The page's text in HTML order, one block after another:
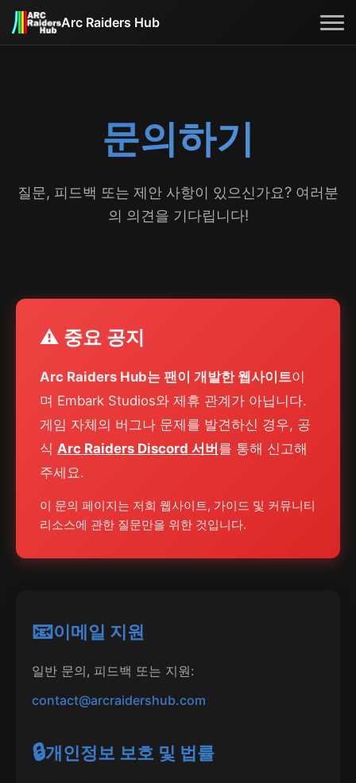
Arc Raiders Hub
로드아웃
문의하기
질문, 피드백 또는 제안 사항이 있으신가요? 여러분
의 의견을 기다립니다!
⚠️ 중요 공지
Arc Raiders Hub는 팬이 개발한 웹사이트이
며 Embark Studios와 제휴 관계가 아닙니다.
게임 자체의 버그나 문제를 발견하신 경우, 공
식 Arc Raiders Discord 서버 를 통해 신고해
주세요.
이 문의 페이지는 저희 웹사이트, 가이드 및 커뮤니티
리소스에 관한 질문만을 위한 것입니다.
📧이메일 지원
일반 문의, 피드백 또는 지원:
contact@arcraidershub.com
🔒개인정보 보호 및 법률